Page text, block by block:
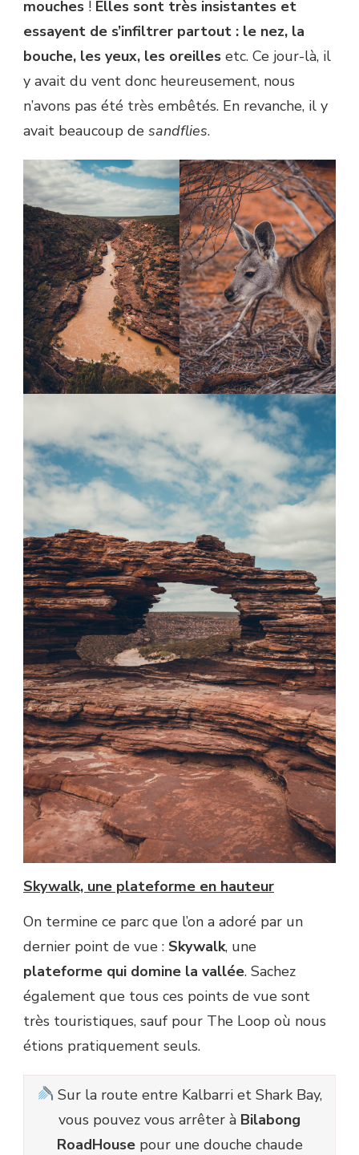
mouches ! Elles sont très insistantes et
essayent de s’infiltrer partout : le nez, la
bouche, les yeux, les oreilles etc. Ce jour-là, il
y avait du vent donc heureusement, nous
n’avons pas été très embêtés. En revanche, il y
avait beaucoup de sandflies.
Skywalk, une plateforme en hauteur
On termine ce parc que l’on a adoré par un
dernier point de vue : Skywalk, une
plateforme qui domine la vallée. Sachez
également que tous ces points de vue sont
très touristiques, sauf pour The Loop où nous
étions pratiquement seuls.
Sur la route entre Kalbarri et Shark Bay,
vous pouvez vous arrêter à Bilabong
RoadHousepour une douche chaude